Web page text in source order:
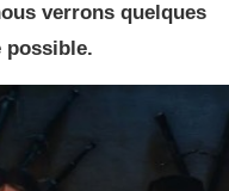
verrons quelques
possible.